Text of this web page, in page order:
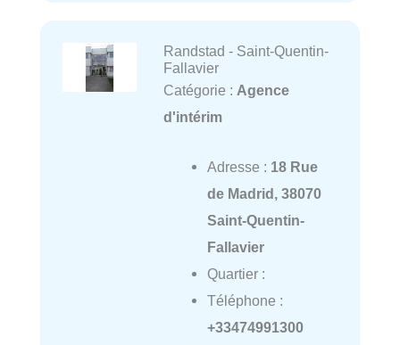
Randstad - Saint-Quentin-
Fallavier
Catégorie : Agence
d'intérim
Adresse : 18 Rue
de Madrid, 38070
Saint-Quentin-
Fallavier
Quartier :
Téléphone :
+33474991300